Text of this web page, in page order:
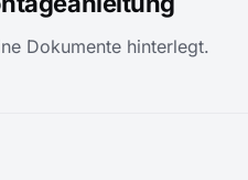
Dokumente hinterlegt.